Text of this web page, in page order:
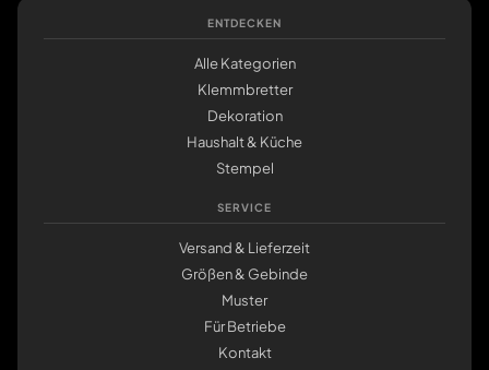
ENTDECKEN
Alle Kategorien
Klemmbretter
Dekoration
Haushalt & Küche
Stempel
SERVICE
Versand & Lieferzeit
Größen & Gebinde
Muster
Für Betriebe
Kontakt